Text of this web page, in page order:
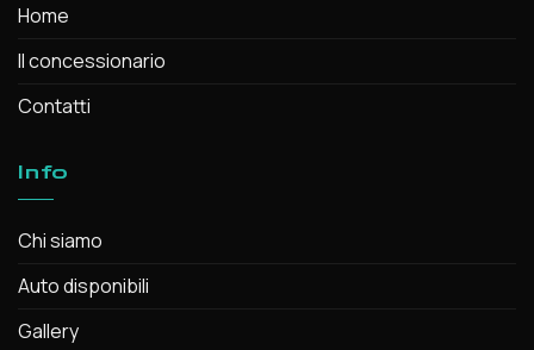
Home
Il concessionario
Contatti
Info
Chi siamo
Auto disponibili
Gallery